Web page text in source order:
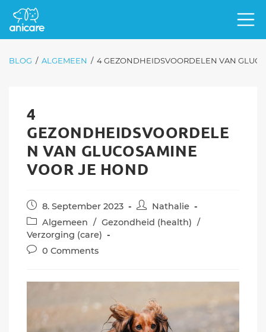
BLOG / ALGEMEEN / 4 GEZONDHEIDSVOORDELEN VAN
4
GEZONDHEIDSVOORDELE
N VAN GLUCOSAMINE
VOOR JE HOND
Post
published:
8. September 2023
Post
author:
Nathalie
Post
category:
Algemeen / Gezondheid (health) /
Verzorging (care)
Post0 Comments